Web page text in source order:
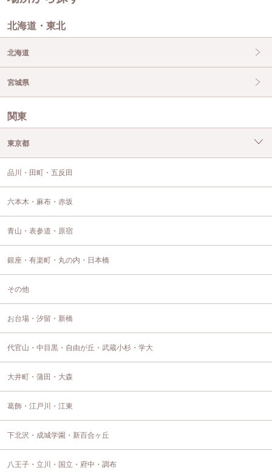
北海道・東北
北海道
宮城県
関東
東京都
品川・田町・五反田
六本木・麻布・赤坂
青山・表参道・原宿
銀座・有楽町・丸の内・日本橋
その他
お台場・汐留・新橋
代官山・中目黒・自由が丘・武蔵小杉・学大
大井町・蒲田・大森
葛飾・江戸川・江東
下北沢・成城学園・新百合ヶ丘
八王子・立川・国立・府中・調布